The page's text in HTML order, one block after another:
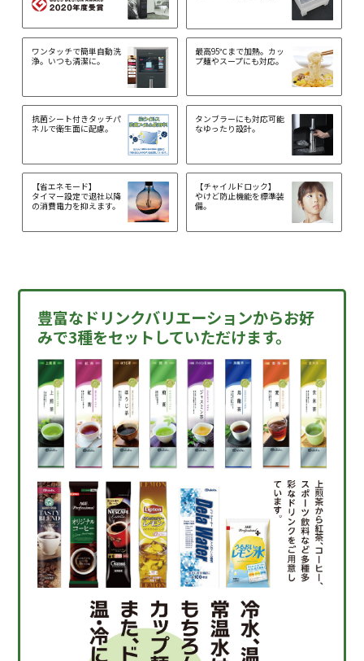
ワンタッチで簡単自動洗
浄。いつも清潔に。
最高95℃まで加熱。カッ
プ麺やスープにも対応。
抗菌シート付きタッチパ
ネルで衛生面に配慮。
タンブラーにも対応可能
なゆったり設計。
【省エネモード】
タイマー設定で退社以降
の消費電力を抑えます。
【チャイルドロック】
やけど防止機能を標準装
備。
豊富なドリンクバリエーションからお好
みで3種をセットしていただけます。